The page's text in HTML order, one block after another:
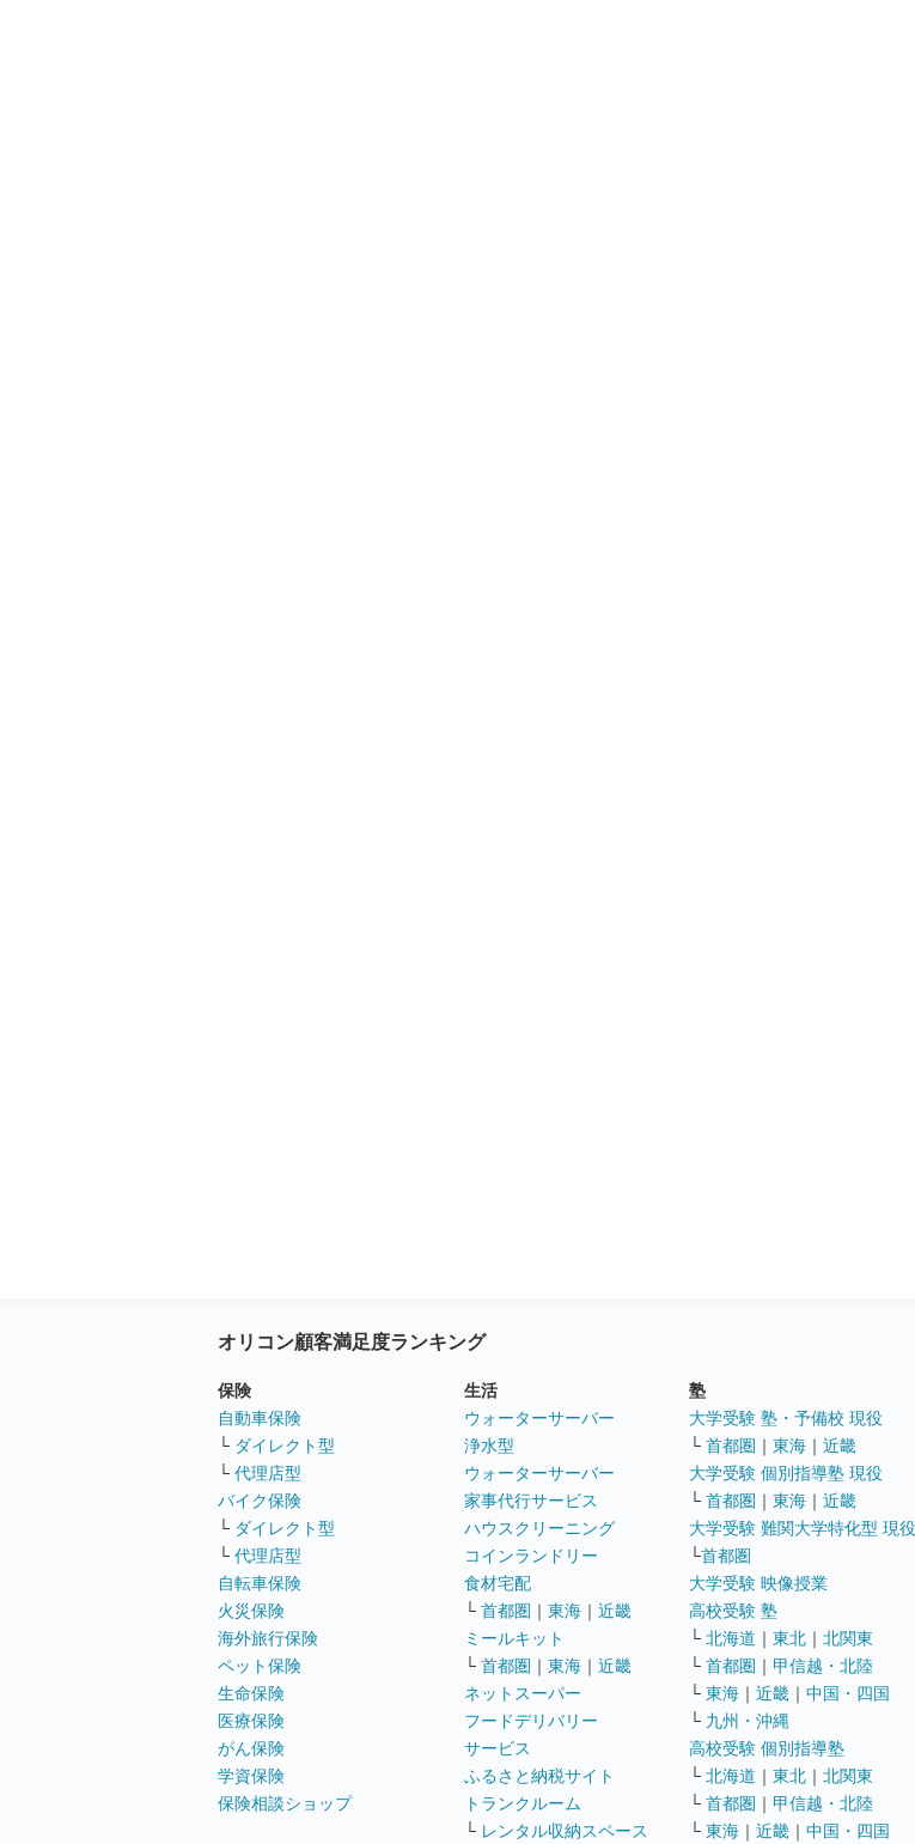
オリコン顧客満足度ランキング
保険
自動車保険
└ ダイレクト型
└ 代理店型
バイク保険
└ ダイレクト型
└ 代理店型
自転車保険
火災保険
海外旅行保険
ペット保険
生命保険
医療保険
がん保険
学資保険
保険相談ショップ
生活
ウォーターサーバー
浄水型
ウォーターサーバー
家事代行サービス
ハウスクリーニング
コインランドリー
食材宅配
└ 首都圏 ｜ 東海 ｜ 近畿
ミールキット
└ 首都圏 ｜ 東海 ｜ 近畿
ネットスーパー
フードデリバリー
サービス
ふるさと納税サイト
トランクルーム
└ レンタル収納スペース
塾
大学受験 塾・予備校 現役
└ 首都圏 ｜ 東海 ｜ 近畿
大学受験 個別指導塾 現役
└ 首都圏 ｜ 東海 ｜ 近畿
大学受験 難関大学特化型 現役
└首都圏
大学受験 映像授業
高校受験 塾
└ 北海道 ｜ 東北 ｜ 北関東
└ 首都圏 ｜ 甲信越・北陸
└ 東海 ｜ 近畿 ｜ 中国・四国
└ 九州・沖縄
高校受験 個別指導塾
└ 北海道 ｜ 東北 ｜ 北関東
└ 首都圏 ｜ 甲信越・北陸
└ 東海 ｜ 近畿 ｜ 中国・四国